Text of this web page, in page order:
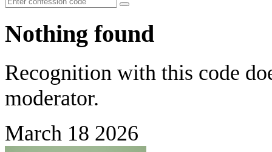
Nothing found
Recognition with this code
moderator.
March 18 2026